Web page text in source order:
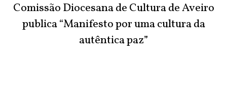
Comissão Diocesana de Cultura de Aveiro
publica “Manifesto por uma cultura da
autêntica paz”